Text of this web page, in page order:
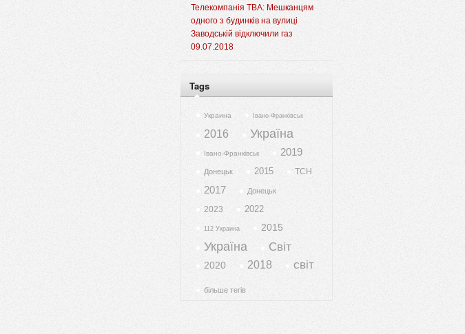
Телекомпанія ТВА: Мешканцям
одного з будинків на вулиці
Заводській відключили газ
09.07.2018
Tags
Украина Івано-Франківськ
2016 Україна
Івано-Франківськ 2019
Донецьк 2015 ТСН
2017 Донецьк
2023 2022
112 Украина 2015
Україна Світ
2020 2018 світ
більше тегів